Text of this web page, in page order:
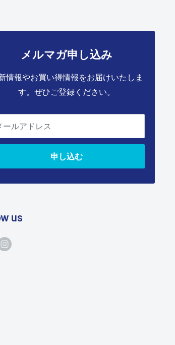
メルマガ申し込み
情報やお買い得情報をお届けいたしま
す。ぜひご登録ください。
ールアドレス
申し込む
us